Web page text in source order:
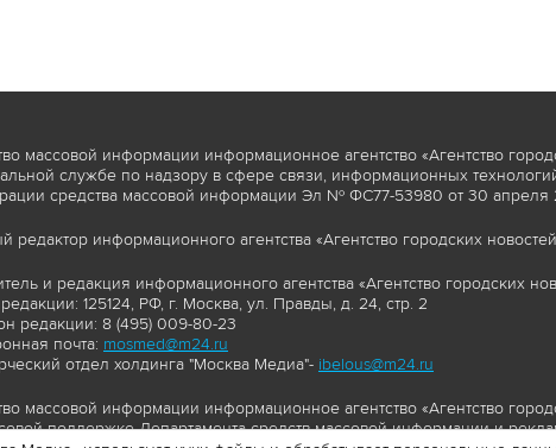
массовой информации информационное агентство «Агентство
службе по надзору в сфере связи, информационных
средства массовой информации Эл № ФС77-53980 от 30 апреля
редактор информационного агентства «Агентство городских
и редакция информационного агентства «Агентство городских
125124, РФ, г. Москва, ул. Правды, д. 24, стр. 2
редакции: 8 (495) 009-80-23
почта: mosmed@m24.ru
отдел холдинга "Москва Медиа"- ibelous@m24.ru
массовой информации информационное агентство «Агентство
поддержке Департамента средств массовой информации и